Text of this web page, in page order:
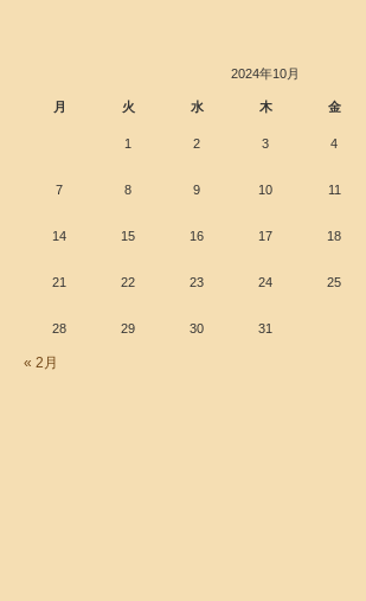
2024年10月
月 火 水 木 金
1 2 3 4
7 8 9 10 11
14 15 16 17 18
21 22 23 24 25
28 29 30 31
« 2月